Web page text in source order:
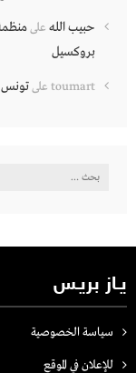
حبيب الله على
بروكسيل
toumart على
البحث
يـاز بريـس
سياسة الخصوصية
للإعلان في الموقع